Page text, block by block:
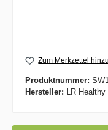
Zum Merkzettel
Produktnummer:
Hersteller: LR